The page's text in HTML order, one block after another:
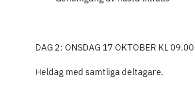
DAG 2: ONSDAG 17 OKTOBER KL
Heldag med samtliga deltagare.